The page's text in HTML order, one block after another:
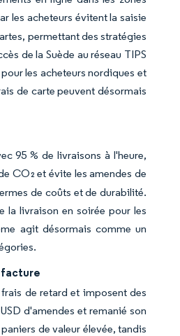
les acheteurs évitent la saisie
permettant des stratégies
de la Suède au réseau TIPS
les acheteurs nordiques et
de carte peuvent désormais
95 % de livraisons à l'heure,
CO₂ et évite les amendes de
de coûts et de durabilité.
la livraison en soirée pour les
agit désormais comme un
facture
de retard et imposent des
d'amendes et remanié son
de valeur élevée, tandis